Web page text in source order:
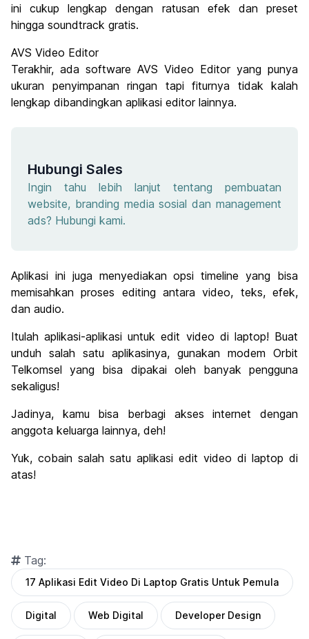
ini cukup lengkap dengan ratusan efek dan preset
hingga soundtrack gratis.
AVS Video Editor
Terakhir, ada software AVS Video Editor yang punya
ukuran penyimpanan ringan tapi fiturnya tidak kalah
lengkap dibandingkan aplikasi editor lainnya.
Hubungi Sales
Ingin tahu lebih lanjut tentang pembuatan
website, branding media sosial dan management
ads? Hubungi kami.
Aplikasi ini juga menyediakan opsi timeline yang bisa
memisahkan proses editing antara video, teks, efek,
dan audio.
Itulah aplikasi-aplikasi untuk edit video di laptop! Buat
unduh salah satu aplikasinya, gunakan modem Orbit
Telkomsel yang bisa dipakai oleh banyak pengguna
sekaligus!
Jadinya, kamu bisa berbagi akses internet dengan
anggota keluarga lainnya, deh!
Yuk, cobain salah satu aplikasi edit video di laptop di
atas!
Tag:
17 Aplikasi Edit Video Di Laptop Gratis Untuk Pemula
Digital Web Digital Developer Design